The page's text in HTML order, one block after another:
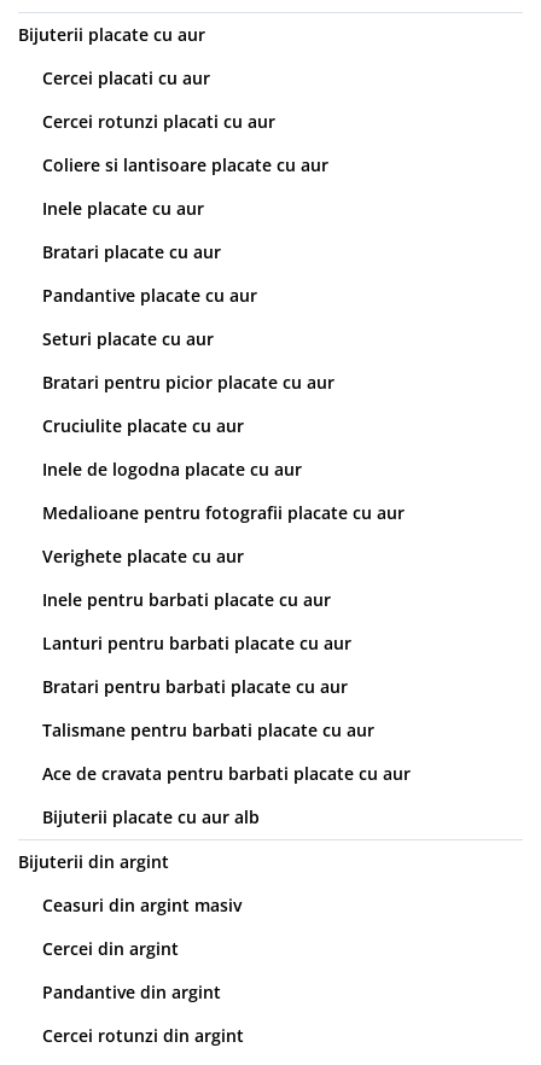
Bijuterii placate cu aur
Cercei placati cu aur
Cercei rotunzi placati cu aur
Coliere si lantisoare placate cu aur
Inele placate cu aur
Bratari placate cu aur
Pandantive placate cu aur
Seturi placate cu aur
Bratari pentru picior placate cu aur
Cruciulite placate cu aur
Inele de logodna placate cu aur
Medalioane pentru fotografii placate cu aur
Verighete placate cu aur
Inele pentru barbati placate cu aur
Lanturi pentru barbati placate cu aur
Bratari pentru barbati placate cu aur
Talismane pentru barbati placate cu aur
Ace de cravata pentru barbati placate cu aur
Bijuterii placate cu aur alb
Bijuterii din argint
Ceasuri din argint masiv
Cercei din argint
Pandantive din argint
Cercei rotunzi din argint